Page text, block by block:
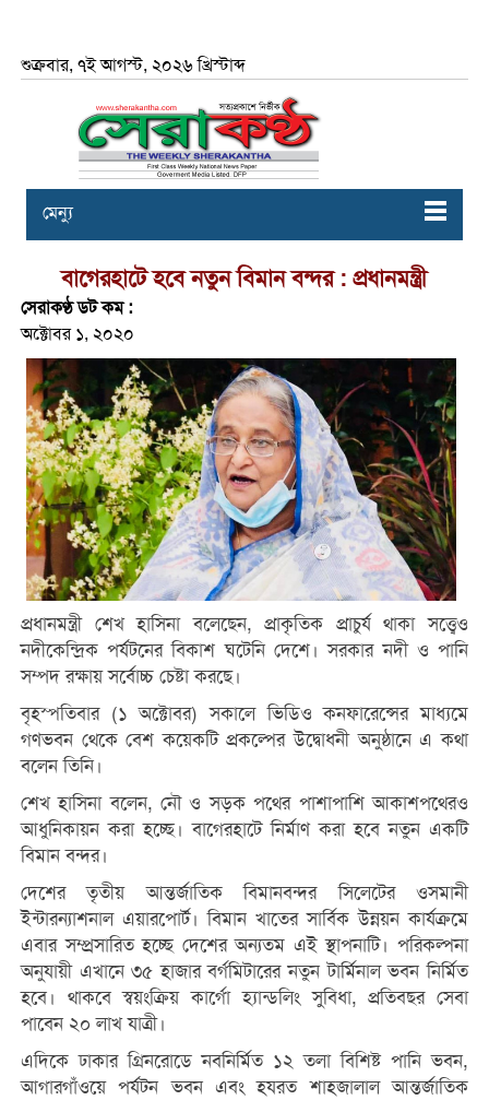
শুক্রবার, ৭ই আগস্ট, ২০২৬ খ্রিস্টাব্দ
মেন্যু
বাগেরহাটে হবে নতুন বিমান বন্দর : প্রধানমন্ত্রী
সেরাকণ্ঠ ডট কম :
অক্টোবর ১, ২০২০
প্রধানমন্ত্রী শেখ হাসিনা বলেছেন, প্রাকৃতিক প্রাচুর্য থাকা সত্ত্বেও
নদীকেন্দ্রিক পর্যটনের বিকাশ ঘটেনি দেশে। সরকার নদী ও পানি
সম্পদ রক্ষায় সর্বোচ্চ চেষ্টা করছে।
বৃহস্পতিবার (১ অক্টোবর) সকালে ভিডিও কনফারেন্সের মাধ্যমে
গণভবন থেকে বেশ কয়েকটি প্রকল্পের উদ্বোধনী অনুষ্ঠানে এ কথা
বলেন তিনি।
শেখ হাসিনা বলেন, নৌ ও সড়ক পথের পাশাপাশি আকাশপথেরও
আধুনিকায়ন করা হচ্ছে। বাগেরহাটে নির্মাণ করা হবে নতুন একটি
বিমান বন্দর।
দেশের তৃতীয় আন্তর্জাতিক বিমানবন্দর সিলেটের ওসমানী
ইন্টারন্যাশনাল এয়ারপোর্ট। বিমান খাতের সার্বিক উন্নয়ন কার্যক্রমে
এবার সম্প্রসারিত হচ্ছে দেশের অন্যতম এই স্থাপনাটি। পরিকল্পনা
অনুযায়ী এখানে ৩৫ হাজার বর্গমিটারের নতুন টার্মিনাল ভবন নির্মিত
হবে। থাকবে স্বয়ংক্রিয় কার্গো হ্যান্ডলিং সুবিধা, প্রতিবছর সেবা
পাবেন ২০ লাখ যাত্রী।
এদিকে ঢাকার গ্রিনরোডে নবনির্মিত ১২ তলা বিশিষ্ট পানি ভবন,
আগারগাঁওয়ে পর্যটন ভবন এবং হযরত শাহজালাল আন্তর্জাতিক